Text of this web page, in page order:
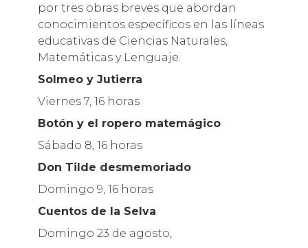
por tres obras breves que abordan
conocimientos específicos en las líneas
educativas de Ciencias Naturales,
Matemáticas y Lenguaje.
Solmeo y Jutierra
Viernes 7, 16 horas
Botón y el ropero matemágico
Sábado 8, 16 horas
Don Tilde desmemoriado
Domingo 9, 16 horas
Cuentos de la Selva
Domingo 23 de agosto,